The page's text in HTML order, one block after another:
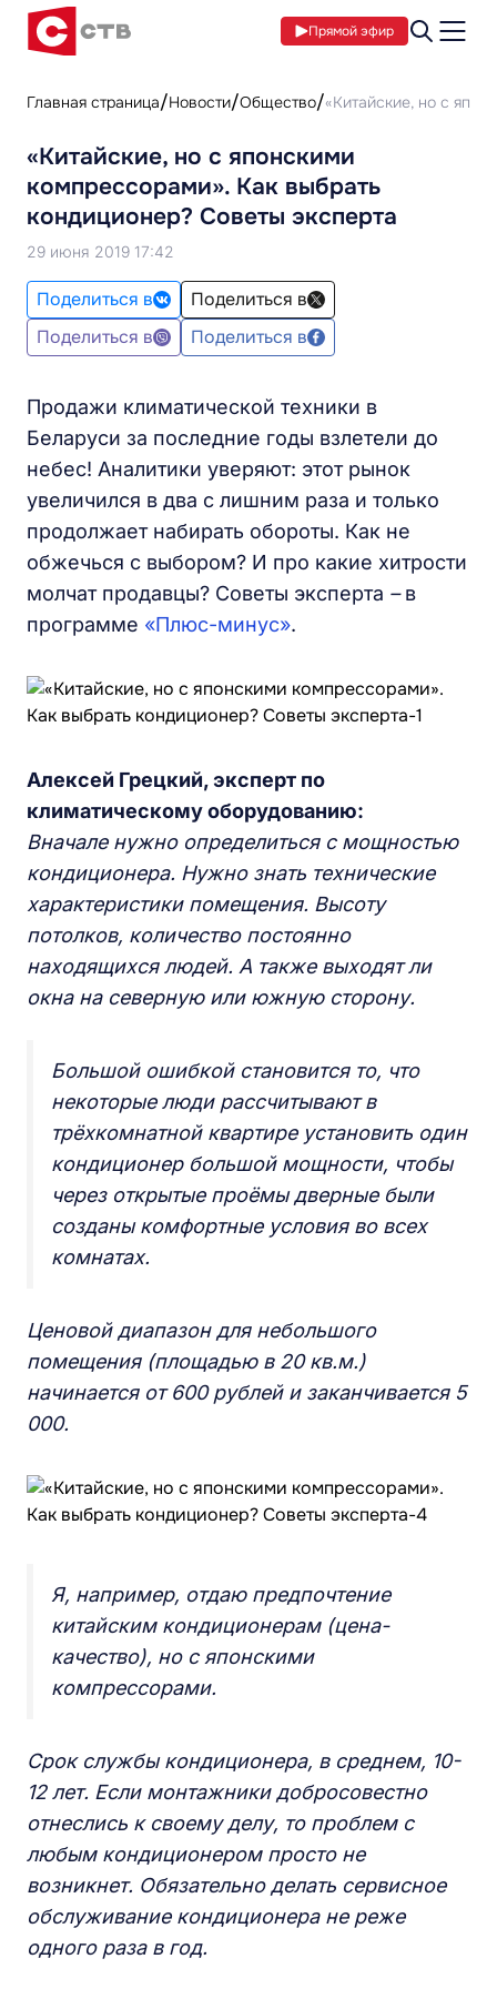
Прямой эфир
Главная страница Новости Общество «Китайские, но с
«Китайские, но с японскими
компрессорами». Как выбрать
кондиционер? Советы эксперта
29 июня 2019 17:42
Поделиться в
Поделиться в
Поделиться в
Поделиться в
Продажи климатической техники в
Беларуси за последние годы взлетели до
небес! Аналитики уверяют: этот рынок
увеличился в два с лишним раза и только
продолжает набирать обороты. Как не
обжечься с выбором? И про какие хитрости
молчат продавцы? Советы эксперта –в
программе «Плюс-минус».
Алексей Грецкий, эксперт по
климатическому оборудованию:
Вначале нужно определиться с мощностью
кондиционера. Нужно знать технические
характеристики помещения. Высоту
потолков, количество постоянно
находящихся людей. А также выходят ли
окна на северную или южную сторону.
Большой ошибкой становится то, что
некоторые люди рассчитывают в
трёхкомнатной квартире установить один
кондиционер большой мощности, чтобы
через открытые проёмы дверные были
созданы комфортные условия во всех
комнатах.
Ценовой диапазон для небольшого
помещения (площадью в 20 кв.м.)
начинается от 600 рублей и заканчивается 5
000.
Я, например, отдаю предпочтение
китайским кондиционерам (цена-
качество), но с японскими
компрессорами.
Срок службы кондиционера, в среднем, 10-
12 лет. Если монтажники добросовестно
отнеслись к своему делу, то проблем с
любым кондиционером просто не
возникнет. Обязательно делать сервисное
обслуживание кондиционера не реже
одного раза в год.